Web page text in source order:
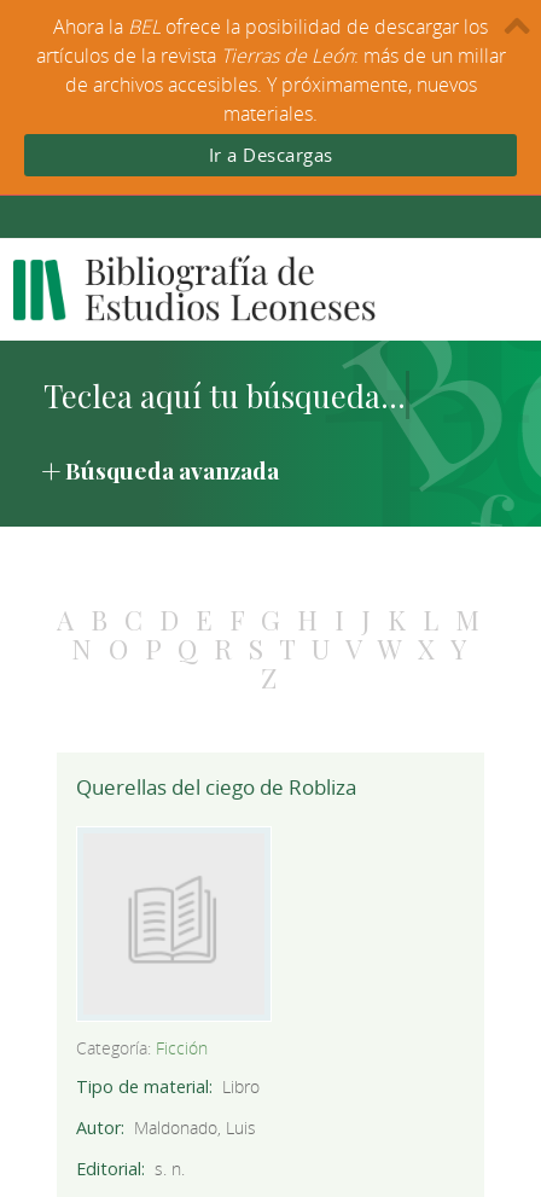
Búsqueda avanzada
A B C D E F G H I J K L M
N O P Q R S T U V W X Y
Z
Querellas del ciego de Robliza
Categoría: Ficción
Tipo de material
Libro
Autor
Maldonado, Luis
Editorial
s. n.
Ahora la BEL ofrece la posibilidad de descargar los
artículos de la revista Tierras de León: más de un millar
de archivos accesibles. Y próximamente, nuevos
materiales.
Ir a Descargas